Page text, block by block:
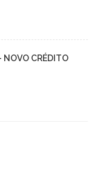
NOVO CRÉDITO